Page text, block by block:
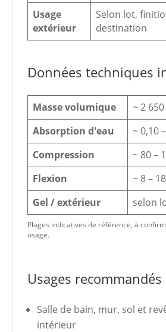
Usage
extérieur
Selon lot,
destination
Données techniques
Masse volumique
~ 2
Absorption d'eau
~ 0,10
Compression
~ 80 –
Flexion
~ 8 –
Gel / extérieur
selon
Plages indicatives de référence, à
usage.
Usages recommandés
Salle de bain, mur, sol et
intérieur